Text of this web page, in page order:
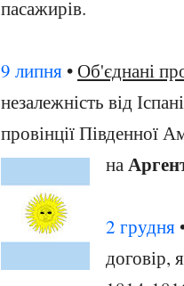
пасажирів.
9 липня •Об'єднані
незалежність від
провінції Південної
на
2 грудня
договір,